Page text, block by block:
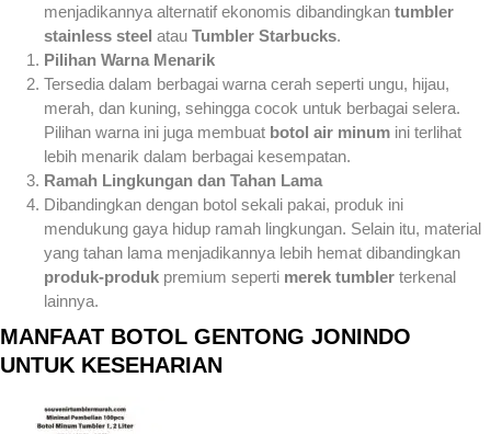
menjadikannya alternatif ekonomis dibandingkan tumbler
stainless steel atau Tumbler Starbucks.
Pilihan Warna Menarik
Tersedia dalam berbagai warna cerah seperti ungu, hijau,
merah, dan kuning, sehingga cocok untuk berbagai selera.
Pilihan warna ini juga membuat botol air minum ini terlihat
lebih menarik dalam berbagai kesempatan.
Ramah Lingkungan dan Tahan Lama
Dibandingkan dengan botol sekali pakai, produk ini
mendukung gaya hidup ramah lingkungan. Selain itu, material
yang tahan lama menjadikannya lebih hemat dibandingkan
produk-produk premium seperti merek tumbler terkenal
lainnya.
MANFAAT BOTOL GENTONG JONINDO
UNTUK KESEHARIAN